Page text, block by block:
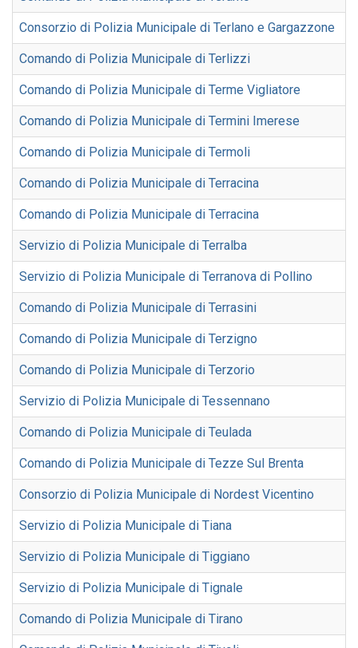
Consorzio di Polizia Municipale di Terlano e Gargazzone
Comando di Polizia Municipale di Terlizzi
Comando di Polizia Municipale di Terme Vigliatore
Comando di Polizia Municipale di Termini Imerese
Comando di Polizia Municipale di Termoli
Comando di Polizia Municipale di Terracina
Comando di Polizia Municipale di Terracina
Servizio di Polizia Municipale di Terralba
Servizio di Polizia Municipale di Terranova di Pollino
Comando di Polizia Municipale di Terrasini
Comando di Polizia Municipale di Terzigno
Comando di Polizia Municipale di Terzorio
Servizio di Polizia Municipale di Tessennano
Comando di Polizia Municipale di Teulada
Comando di Polizia Municipale di Tezze Sul Brenta
Consorzio di Polizia Municipale di Nordest Vicentino
Servizio di Polizia Municipale di Tiana
Servizio di Polizia Municipale di Tiggiano
Servizio di Polizia Municipale di Tignale
Comando di Polizia Municipale di Tirano